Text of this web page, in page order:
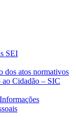
SEI
dos atos normativos
Cidadão – SIC